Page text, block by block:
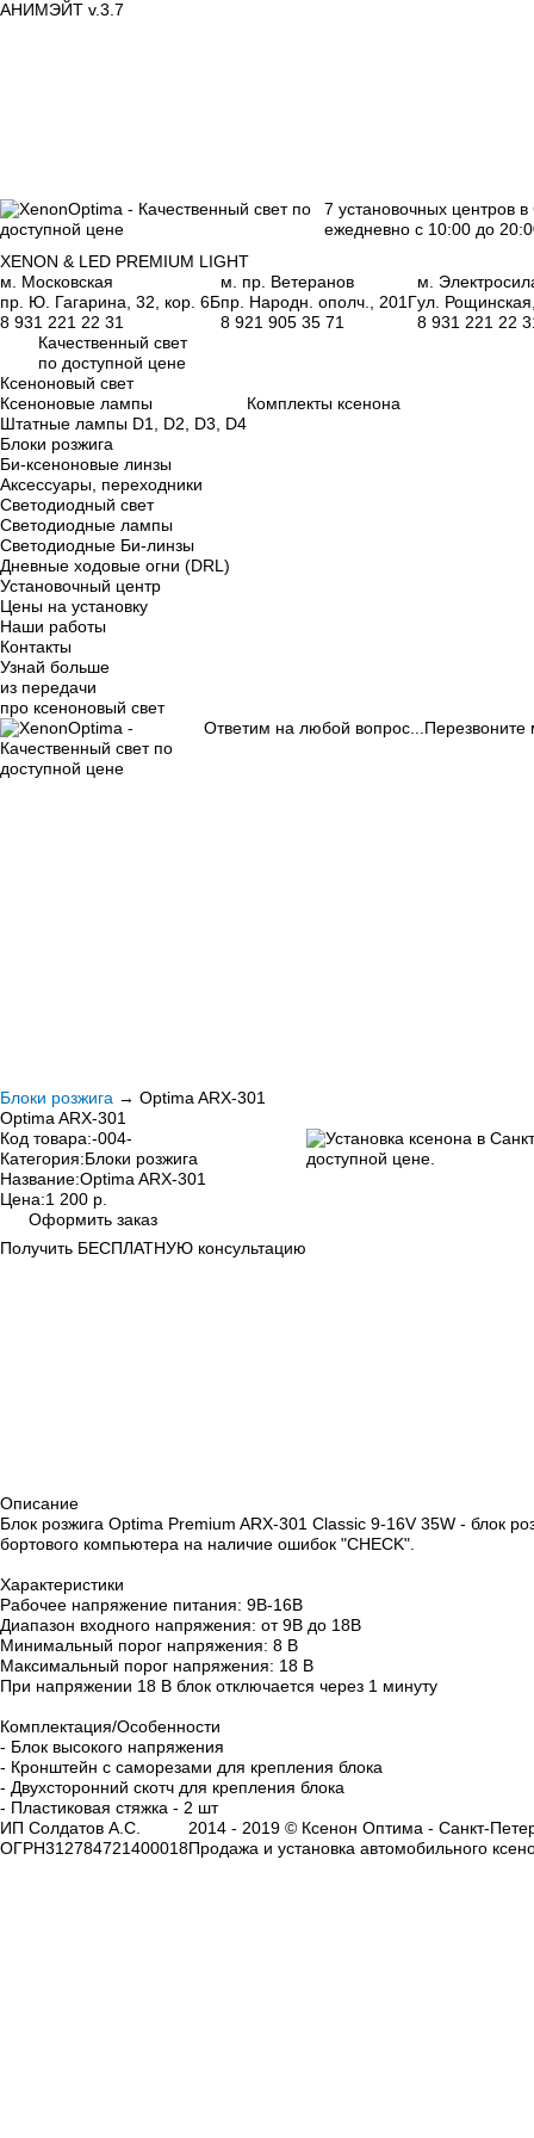
АНИМЭЙТ v.3.7
7 установочных центров
ежедневно с 10:00 до
XENON & LED PREMIUM LIGHT
м. Московская
пр. Ю. Гагарина, 32, кор. 6Б
8 931 221 22 31
м. пр. Ветеранов
пр. Народн. ополч., 201Г
8 921 905 35 71
м.
ул.
8 931 221 22
Качественный свет
по доступной цене
Ксеноновый свет
Ксеноновые лампы
Штатные лампы D1, D2, D3, D4
Блоки розжига
Би-ксеноновые линзы
Аксессуары, переходники
Светодиодный свет
Светодиодные лампы
Светодиодные Би-линзы
Дневные ходовые огни (DRL)
Установочный центр
Цены на установку
Наши работы
Контакты
Комплекты ксенона
Узнай больше
из передачи
про ксеноновый свет
Ответим на любой вопрос... Перезвоните
Блоки розжига → Optima ARX-301
Optima ARX-301
Код товара:-004-
Категория:Блоки розжига
Название:Optima ARX-301
Цена:1 200 р.
Оформить заказ
Получить БЕСПЛАТНУЮ консультацию
Описание
Блок розжига Optima Premium ARX-301 Classic 9-16V 35W - блок
бортового компьютера на наличие ошибок "CHECK".
Характеристики
Рабочее напряжение питания: 9В-16В
Диапазон входного напряжения: от 9В до 18В
Минимальный порог напряжения: 8 В
Максимальный порог напряжения: 18 В
При напряжении 18 В блок отключается через 1 минуту
Комплектация/Особенности
- Блок высокого напряжения
- Кронштейн с саморезами для крепления блока
- Двухсторонний скотч для крепления блока
- Пластиковая стяжка - 2 шт
ИП Солдатов А.С.
ОГРН312784721400018
2014 - 2019 © Ксенон Оптима - Санкт-
Продажа и установка автомобильного